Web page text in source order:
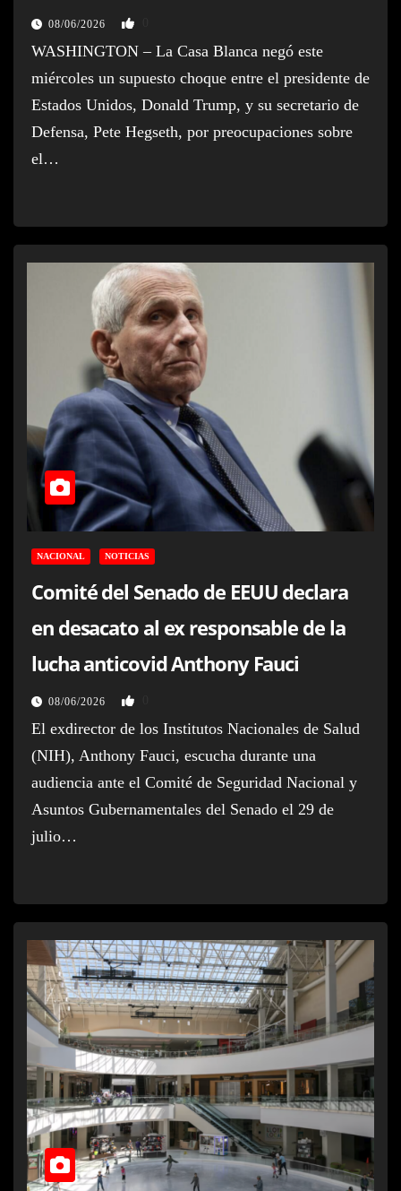
08/06/2026
WASHINGTON – La Casa Blanca negó este
miércoles un supuesto choque entre el presidente de
Estados Unidos, Donald Trump, y su secretario de
Defensa, Pete Hegseth, por preocupaciones sobre
el…
NACIONAL NOTICIAS
Comité del Senado de EEUU declara
en desacato al ex responsable de la
lucha anticovid Anthony Fauci
08/06/2026
El exdirector de los Institutos Nacionales de Salud
(NIH), Anthony Fauci, escucha durante una
audiencia ante el Comité de Seguridad Nacional y
Asuntos Gubernamentales del Senado el 29 de
julio…